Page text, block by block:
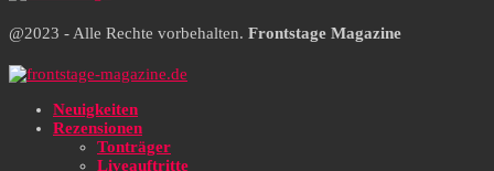
@2023 - Alle Rechte vorbehalten. Frontstage Magazine
Neuigkeiten
Rezensionen
Tonträger
Liveauftritte